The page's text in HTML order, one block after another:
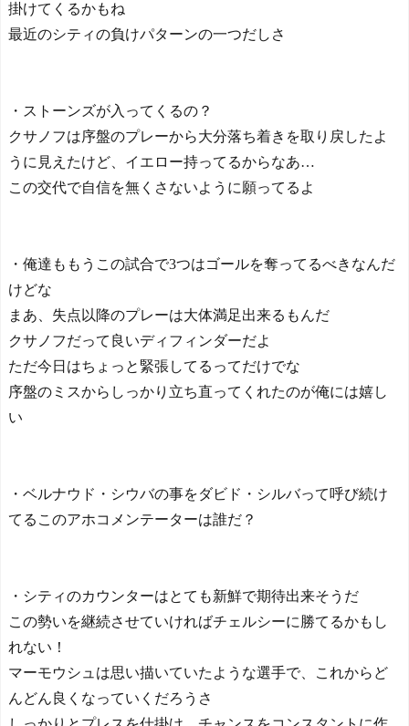
掛けてくるかもね
最近のシティの負けパターンの一つだしさ
・ストーンズが入ってくるの？
クサノフは序盤のプレーから大分落ち着きを取り戻したよ
うに見えたけど、イエロー持ってるからなあ…
この交代で自信を無くさないように願ってるよ
・俺達ももうこの試合で3つはゴールを奪ってるべきなんだ
けどな
まあ、失点以降のプレーは大体満足出来るもんだ
クサノフだって良いディフィンダーだよ
ただ今日はちょっと緊張してるってだけでな
序盤のミスからしっかり立ち直ってくれたのが俺には嬉し
い
・ベルナウド・シウバの事をダビド・シルバって呼び続け
てるこのアホコメンテーターは誰だ？
・シティのカウンターはとても新鮮で期待出来そうだ
この勢いを継続させていければチェルシーに勝てるかもし
れない！
マーモウシュは思い描いていたような選手で、これからど
んどん良くなっていくだろうさ